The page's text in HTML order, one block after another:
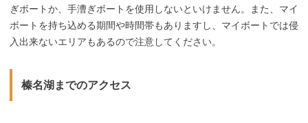
ぎボートか、手漕ぎボートを使用しないといけません。また、マイ
ボートを持ち込める期間や時間帯もありますし、マイボートでは侵
入出来ないエリアもあるので注意してください。
榛名湖までのアクセス